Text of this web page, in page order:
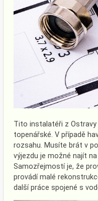
Tito instalatéři z Ostravy
topenářské. V případě
rozsahu. Musíte brát v
výjezdu je možné najít
Samozřejmostí je, že
provádí malé
další práce spojené s